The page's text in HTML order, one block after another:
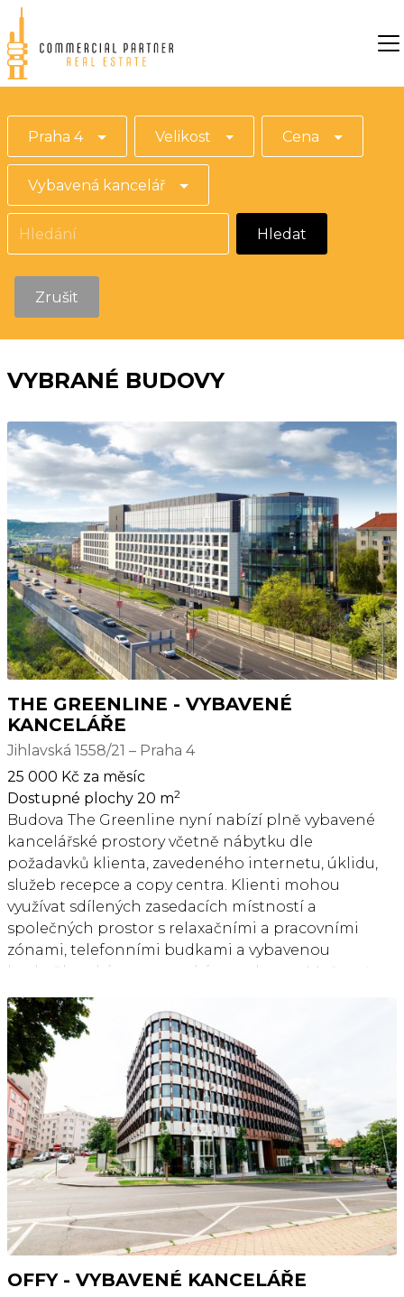
Praha 4 Velikost Cena
Vybavená kancelář
Hledat
Zrušit
VYBRANÉ BUDOVY
THE GREENLINE - VYBAVENÉ
KANCELÁŘE
Jihlavská 1558/21 – Praha 4
25 000 Kč za měsíc
Dostupné plochy 20 m2
Budova The Greenline nyní nabízí plně vybavené
kancelářské prostory včetně nábytku dle
požadavků klienta, zavedeného internetu, úklidu,
služeb recepce a copy centra. Klienti mohou
využívat sdílených zasedacích místností a
společných prostor s relaxačními a pracovními
zónami, telefonními budkami a vybavenou
kuchyňku s kávovarem a kávou zdarma. Možnost
budově je kolárna se sprchami a locker roomy.
Výborná dopravní dostupnost MHD je zajištěna
blízkostí metra C - Kačerov a Budějovická, stejně tak
jako množstvím autobusových spojů. Strategická
poloha rovněž nabízí skvělou dostupnost
automobilem, ať už do centra města, nebo na
dálnici D1. V rámci budovy je pro nájemce k
dispozici restaurace a samoobslužná kavárna.
Parking je možný v podzemních garážích nebo
přímo před budovou (na modré zóně). Pronájem
pro jednotlivce i pro společnosti s více
zaměstnanci. Měsíční členství od 25 tis. Kč, v
závislosti na velikosti pronajatých prostor. Pro
OFFY - VYBAVENÉ KANCELÁŘE